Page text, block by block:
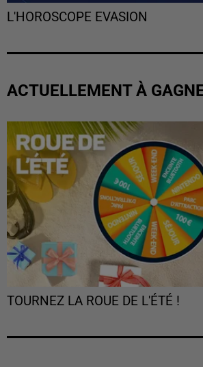
L'HOROSCOPE EVASION
ACTUELLEMENT À
TOURNEZ LA ROUE DE L'ÉTÉ !